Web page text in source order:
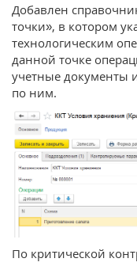
Добавлен
точки», в котором
технологическим
данной точке
учетные документы
по ним.
По критической